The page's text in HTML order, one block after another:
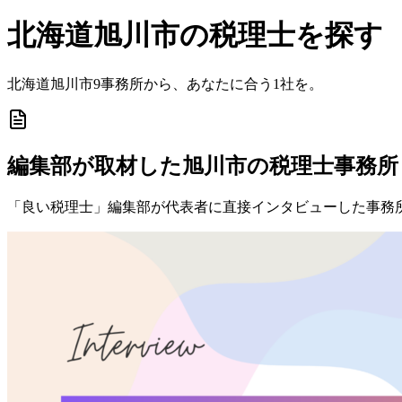
北海道旭川市の税理士を探す
北海道旭川市9事務所から、あなたに合う1社を。
編集部が取材した旭川市の税理士事務所
「良い税理士」編集部が代表者に直接インタビューした事務